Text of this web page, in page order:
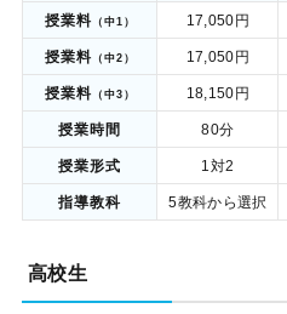
授業料 （中1） 17,050円
授業料 （中2） 17,050円
授業料 （中3） 18,150円
授業時間 80分
授業形式 1対2
指導教科 5教科から選択
高校生